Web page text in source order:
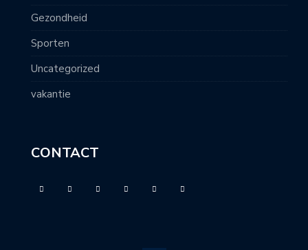
Gezondheid
Sporten
Uncategorized
vakantie
CONTACT